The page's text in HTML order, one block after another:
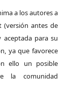
a los autores a
(versión antes de
para su
ya que favorece
ello un posible
la comunidad